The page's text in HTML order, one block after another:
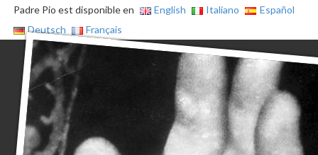
Padre Pio est disponible en English Italiano
Español
Deutsch
Français